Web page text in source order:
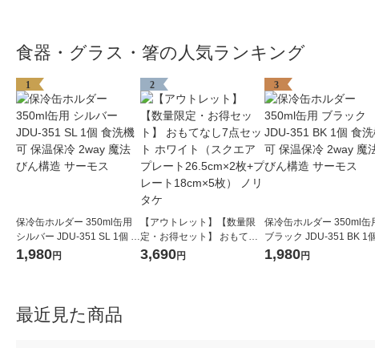
食器・グラス・箸の人気ランキング
1
保冷缶ホルダー 350ml缶用
シルバー JDU-351 SL 1個 食
洗機可 保温保冷 2way 魔法
びん構造 サーモス
1,980円
2
【アウトレット】【数量限
定・お得セット】 おもてな
し7点セット ホワイト（スク
エアプレート26.5cm×2枚
3,690円
3
保冷缶ホルダー 350ml缶
ブラック JDU-351 BK 1
食洗機可 保温保冷 2way 魔
法びん構造 サーモス
1,980円
最近見た商品